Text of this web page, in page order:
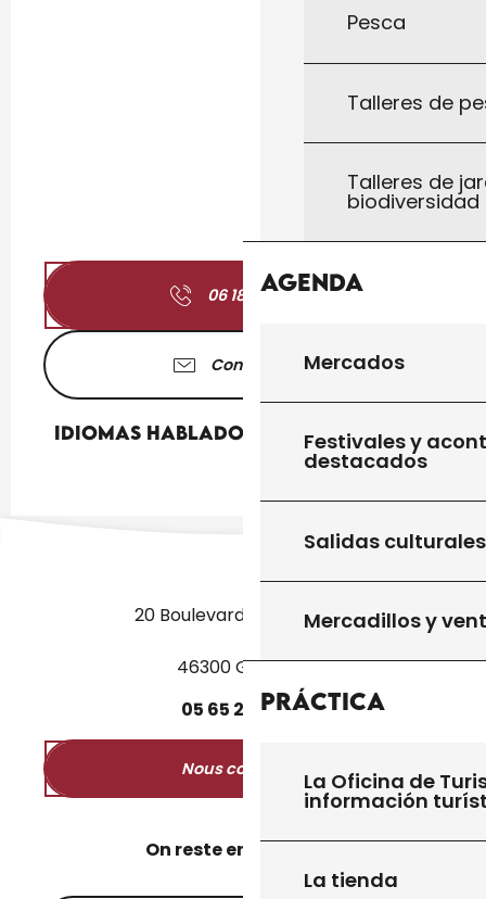
Pesca
Talleres de
Talleres de
biodiversidad
Agenda
Mercados
Festivales y
destacados
Salidas culturales
Mercadillos y
Práctica
La Oficina de
información
La tienda
06 18 96 82▒▒
Contáctenos
Idiomas hablados
Idiomas hablados
20 Boulevard des Martyrs
46300 Gourdon
05 65 27 5250
Nous contacter
On reste en contact ?